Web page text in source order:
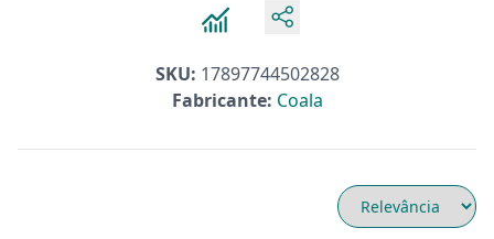
SKU: 17897744502828
Fabricante: Coala